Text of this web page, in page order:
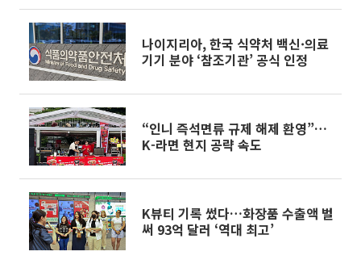
나이지리아, 한국 식약처 백신·의료
기기 분야 ‘참조기관’ 공식 인정
“인니 즉석면류 규제 해제 환영”…
K-라면 현지 공략 속도
K뷰티 기록 썼다…화장품 수출액 벌
써 93억 달러 ‘역대 최고’